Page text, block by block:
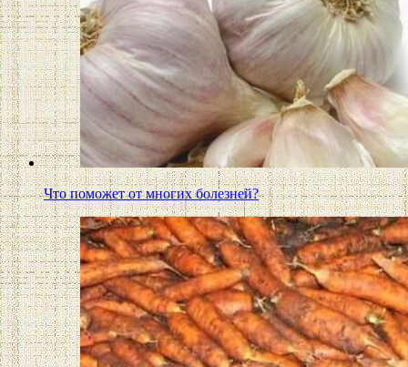
Что поможет от многих болезней?